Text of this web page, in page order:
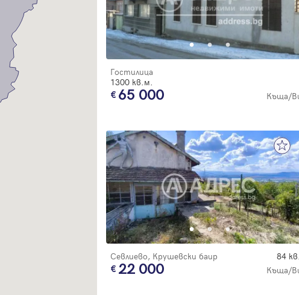
Гостилица
1300 кв.м.
65 000 Къща/
Севлиево, Крушевски баир 84
22 000 Къща/
Благодарим ви! Проверете имейл адрес си, за да активирате
регистрацията.
Благодарим ви! Очаквайте скоро да се свържем с вас!
или влезте с имейл
Имейл Парола
Забравена парола
Регистрация